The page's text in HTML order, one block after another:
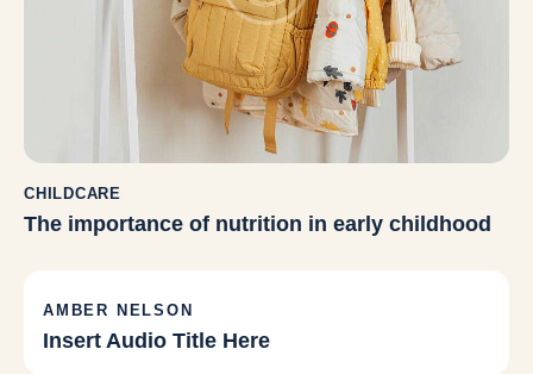
CHILDCARE
The importance of nutrition in early childhood
AMBER NELSON
Insert Audio Title Here